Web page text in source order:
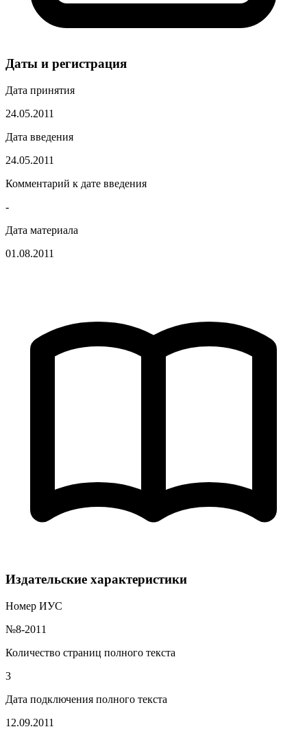
Даты и регистрация
Дата принятия
24.05.2011
Дата введения
24.05.2011
Комментарий к дате введения
-
Дата материала
01.08.2011
Издательские характеристики
Номер ИУС
№8-2011
Количество страниц полного текста
3
Дата подключения полного текста
12.09.2011